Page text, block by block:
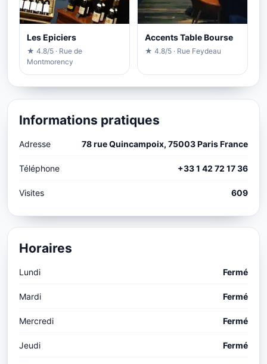
Les Epiciers
★ 4.8/5 · Rue de
Montmorency
Accents Table Bourse
★ 4.8/5 · Rue Feydeau
Informations pratiques
Adresse 78 rue Quincampoix, 75003 Paris France
Téléphone +33 1 42 72 17 36
Visites 609
Horaires
Lundi Fermé
Mardi Fermé
Mercredi Fermé
Jeudi Fermé